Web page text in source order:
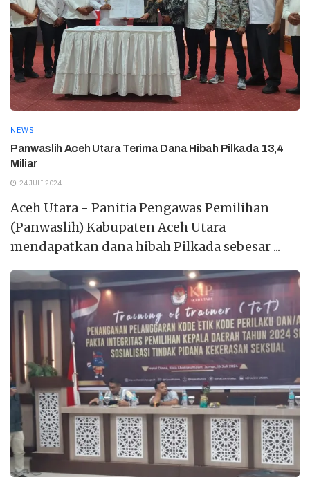
NEWS
Panwaslih Aceh Utara Terima Dana Hibah Pilkada 13,4
Miliar
24 JULI 2024
Aceh Utara - Panitia Pengawas Pemilihan
(Panwaslih) Kabupaten Aceh Utara
mendapatkan dana hibah Pilkada sebesar ...